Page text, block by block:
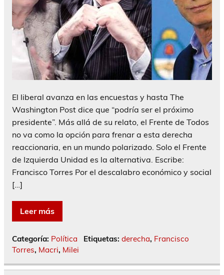
El liberal avanza en las encuestas y hasta The
Washington Post dice que “podría ser el próximo
presidente”. Más allá de su relato, el Frente de Todos
no va como la opción para frenar a esta derecha
reaccionaria, en un mundo polarizado. Solo el Frente
de Izquierda Unidad es la alternativa. Escribe:
Francisco Torres Por el descalabro económico y social
[…]
Leer más
Categoría: Política Etiquetas: derecha, Francisco
Torres, Macri, Milei